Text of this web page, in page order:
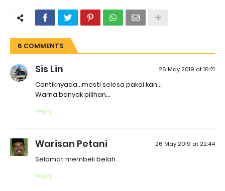
6 COMMENTS
Sis Lin 26 May 2019 at 16:21
Cantiknyaaa...mesti selesa pakai kan...
Warna banyak pilihan...
Reply
Warisan Petani 26 May 2019 at 22:44
Selamat membeli belah
Reply